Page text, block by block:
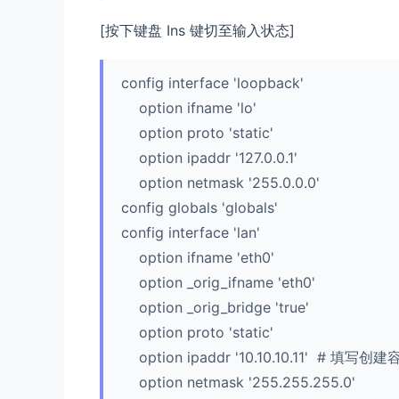
[按下键盘 Ins 键切至输入状态]
config interface 'loopback'
option ifname 'lo'
option proto 'static'
option ipaddr '127.0.0.1'
option netmask '255.0.0.0'
config globals 'globals'
config interface 'lan'
option ifname 'eth0'
option _orig_ifname 'eth0'
option _orig_bridge 'true'
option proto 'static'
option ipaddr '10.10.10.11' # 填写创建
option netmask '255.255.255.0'